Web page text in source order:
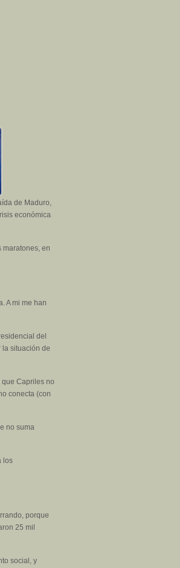
de Maduro,
económica
maratones, en
A mi me han
del
situación de
Capriles no
conecta (con
no suma
los
porque
25 mil
social, y